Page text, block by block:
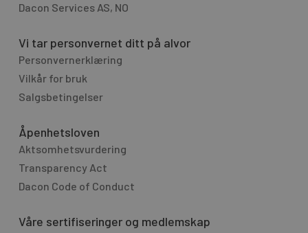
Dacon Services AS, NO
Vi tar personvernet ditt på alvor
Personvernerklæring
Vilkår for bruk
Salgsbetingelser
Åpenhetsloven
Aktsomhetsvurdering
Transparency Act
Dacon Code of Conduct
Våre sertifiseringer og medlemskap